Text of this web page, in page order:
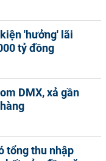
'hưởng' lãi
tỷ đồng
DMX, xả gần
tổng thu nhập